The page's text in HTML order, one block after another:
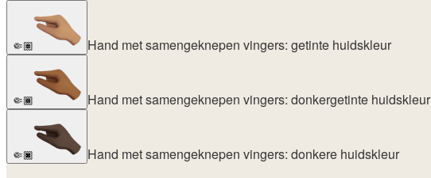
🤏🏽 Hand met samengeknepen vingers: getinte huidskleur
🤏🏾 Hand met samengeknepen vingers: donkergetinte huidskleur
🤏🏿 Hand met samengeknepen vingers: donkere huidskleur